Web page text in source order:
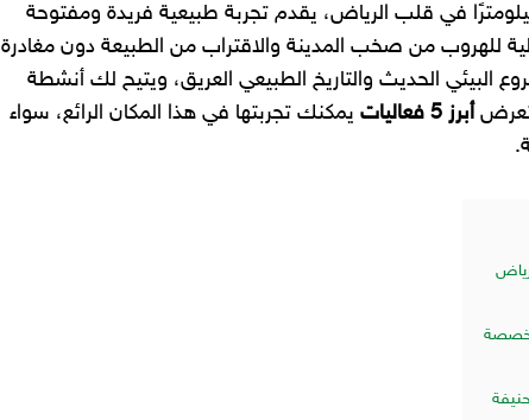
تعلم أن هناك واديًا يمتد لأكثر من 80 كيلومترًا في قلب الرياض، يقدم تجربة طبيعية فريدة ومفتوحة
للهروب من صخب المدينة والاقتراب من الطبيعة دون مغادرة
البيئي الحديث والتاريخ الطبيعي العريق، ويتيح لك أنشطة
أبرز 5 فعاليات
يمكنك تجربتها في هذا المكان الرائع، سواء